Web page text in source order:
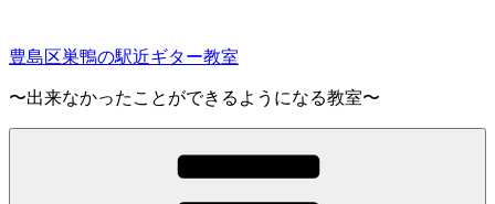
テ
へ
豊島区巣鴨の駅近ギター教室
〜出来なかったことができるようになる教室〜